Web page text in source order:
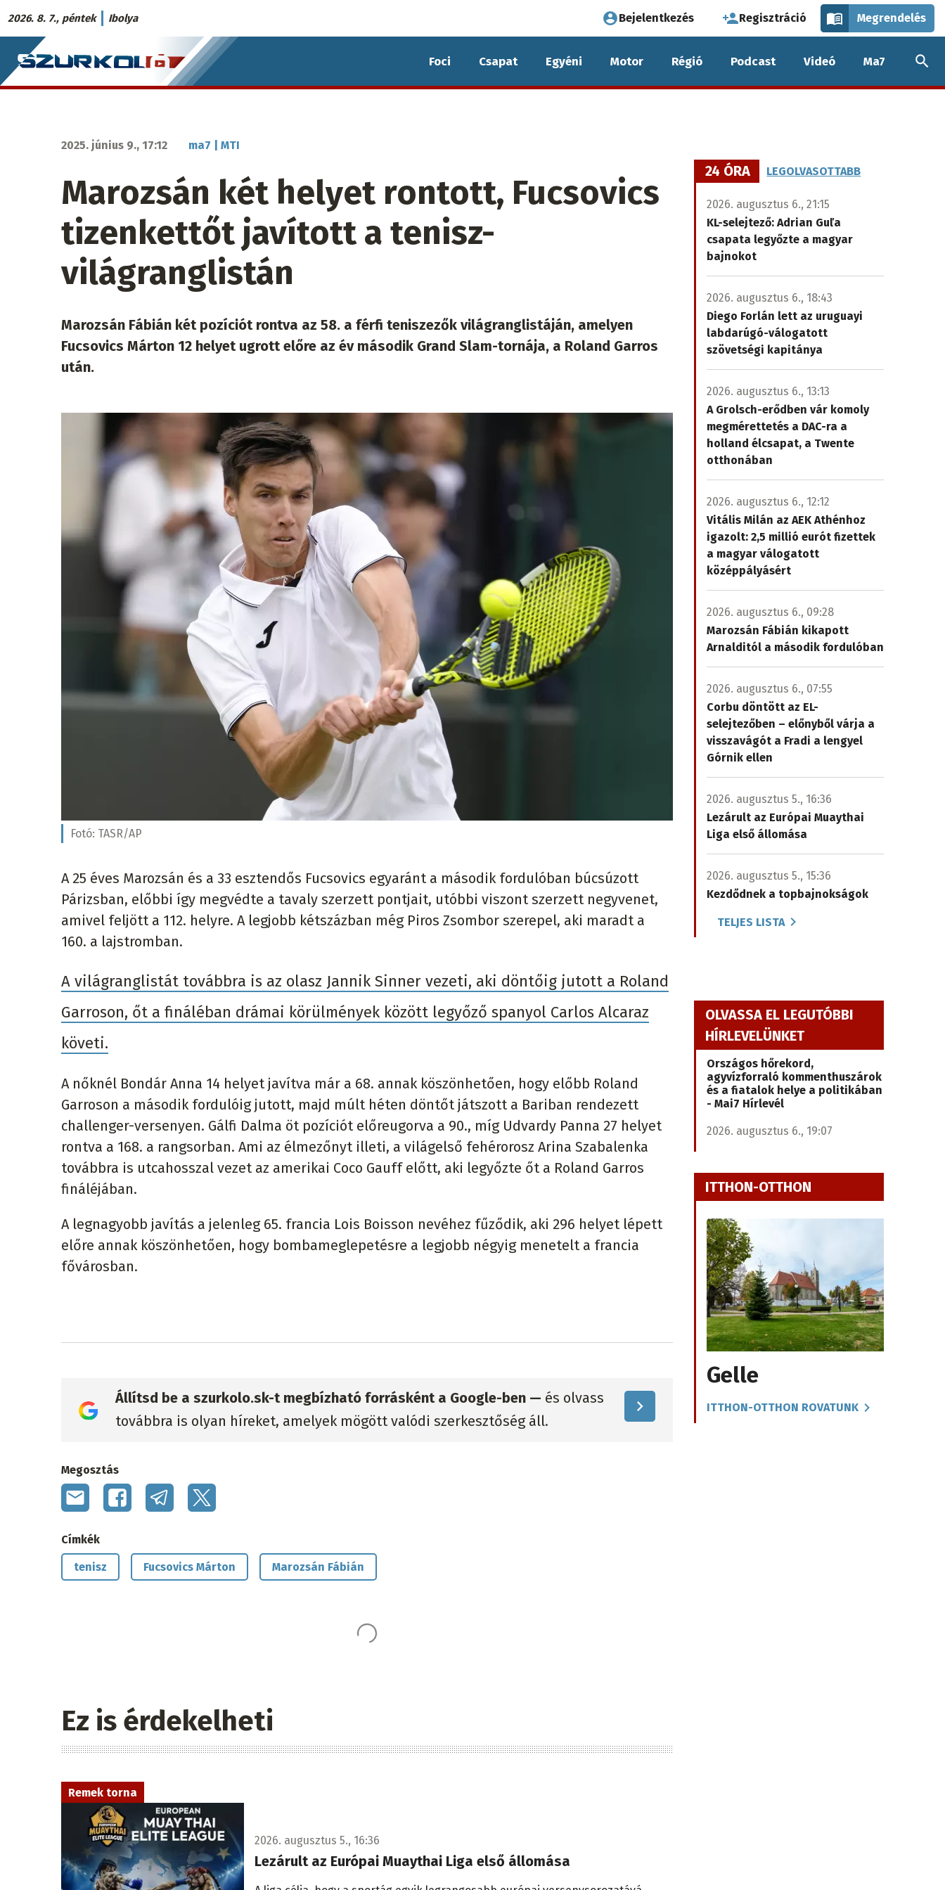
Ugrás
a
tartalomra
2026. 8. 7., péntek Ibolya
Felhasználói
fiók
menüje
Bejelentkezés Regisztráció Megrendelés
Szurkoló.sk
fő
Foci Csapat Egyéni Motor Régió Podcast Videó Ma7
2025. június 9., 17:12 ma7 | MTI
Marozsán két helyet rontott, Fucsovics
tizenkettőt javított a tenisz-
világranglistán
Marozsán Fábián két pozíciót rontva az 58. a férfi teniszezők világranglistáján, amelyen
Fucsovics Márton 12 helyet ugrott előre az év második Grand Slam-tornája, a Roland Garros
után.
Fotó: TASR/AP
A 25 éves Marozsán és a 33 esztendős Fucsovics egyaránt a második fordulóban búcsúzott
Párizsban, előbbi így megvédte a tavaly szerzett pontjait, utóbbi viszont szerzett negyvenet,
amivel feljött a 112. helyre. A legjobb kétszázban még Piros Zsombor szerepel, aki maradt a
160. a lajstromban.
A világranglistát továbbra is az olasz Jannik Sinner vezeti, aki döntőig jutott a Roland
Garroson, őt a fináléban drámai körülmények között legyőző spanyol Carlos Alcaraz
követi.
A nőknél Bondár Anna 14 helyet javítva már a 68. annak köszönhetően, hogy előbb Roland
Garroson a második fordulóig jutott, majd múlt héten döntőt játszott a Bariban rendezett
challenger-versenyen. Gálfi Dalma öt pozíciót előreugorva a 90., míg Udvardy Panna 27 helyet
rontva a 168. a rangsorban. Ami az élmezőnyt illeti, a világelső fehérorosz Arina Szabalenka
továbbra is utcahosszal vezet az amerikai Coco Gauff előtt, aki legyőzte őt a Roland Garros
fináléjában.
A legnagyobb javítás a jelenleg 65. francia Lois Boisson nevéhez fűződik, aki 296 helyet lépett
előre annak köszönhetően, hogy bombameglepetésre a legjobb négyig menetelt a francia
fővárosban.
Állítsd be a szurkolo.sk-t megbízható forrásként a Google-ben — és olvass
továbbra is olyan híreket, amelyek mögött valódi szerkesztőség áll.
Megosztás
Címkék
tenisz Fucsovics Márton Marozsán Fábián
Ez is érdekelheti
Remek torna
2026. augusztus 5., 16:36
Lezárult az Európai Muaythai Liga első állomása
24 ÓRA LEGOLVASOTTABB
2026. augusztus 6., 21:15
KL-selejtező: Adrian Guľa
csapata legyőzte a magyar
bajnokot
2026. augusztus 6., 18:43
Diego Forlán lett az uruguayi
labdarúgó-válogatott
szövetségi kapitánya
2026. augusztus 6., 13:13
A Grolsch-erődben vár komoly
megmérettetés a DAC-ra a
holland élcsapat, a Twente
otthonában
2026. augusztus 6., 12:12
Vitális Milán az AEK Athénhoz
igazolt: 2,5 millió eurót fizettek
a magyar válogatott
középpályásért
2026. augusztus 6., 09:28
Marozsán Fábián kikapott
Arnalditól a második fordulóban
2026. augusztus 6., 07:55
Corbu döntött az EL-
selejtezőben – előnyből várja a
visszavágót a Fradi a lengyel
Górnik ellen
2026. augusztus 5., 16:36
Lezárult az Európai Muaythai
Liga első állomása
2026. augusztus 5., 15:36
Kezdődnek a topbajnokságok
TELJES LISTA
OLVASSA EL LEGUTÓBBI
HÍRLEVELÜNKET
Országos hőrekord,
agyvízforraló kommenthuszárok
és a fiatalok helye a politikában
- Mai7 Hírlevél
2026. augusztus 6., 19:07
ITTHON-OTTHON
Gelle
ITTHON-OTTHON ROVATUNK